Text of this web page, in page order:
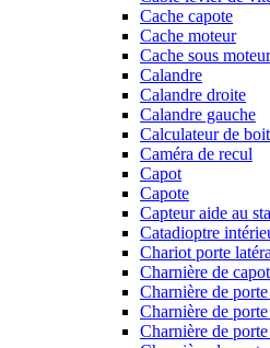
Cache capote
Cache moteur
Cache sous moteur
Calandre
Calandre droite
Calandre gauche
Calculateur de
Caméra de recul
Capot
Capote
Capteur aide au
Catadioptre
Chariot porte
Charnière de capot
Charnière de
Charnière de
Charnière de